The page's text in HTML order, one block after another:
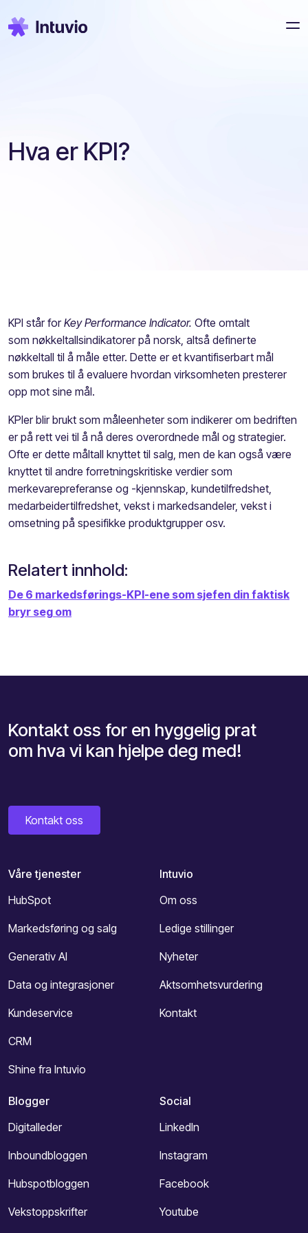
Hva er KPI?
KPI står forKey Performance Indicator. Ofte omtalt
som nøkkeltallsindikatorer på norsk, altså definerte
nøkkeltall til å måle etter. Dette er et kvantifiserbart mål
som brukes til å evaluere hvordan virksomheten presterer
opp mot sine mål.
KPIer blir brukt som måleenheter som indikerer om bedriften
er på rett vei til å nå deres overordnede mål og strategier.
Ofte er dette måltall knyttet til salg, men de kan også være
knyttet til andre forretningskritiske verdier som
merkevarepreferanse og -kjennskap, kundetilfredshet,
medarbeidertilfredshet, vekst i markedsandeler, vekst i
omsetning på spesifikke produktgrupper osv.
Relatert innhold:
De 6 markedsførings-KPI-ene som sjefen din faktisk
bryr seg om
Kontakt oss for en hyggelig prat
om hva vi kan hjelpe deg med!
Kontakt oss
Våre tjenester
HubSpot
Markedsføring og salg
Generativ AI
Data og integrasjoner
Kundeservice
CRM
Shine fra Intuvio
Intuvio
Om oss
Ledige stillinger
Nyheter
Aktsomhetsvurdering
Kontakt
Blogger
Digitalleder
Inboundbloggen
Hubspotbloggen
Vekstoppskrifter
Social
LinkedIn
Instagram
Facebook
Youtube